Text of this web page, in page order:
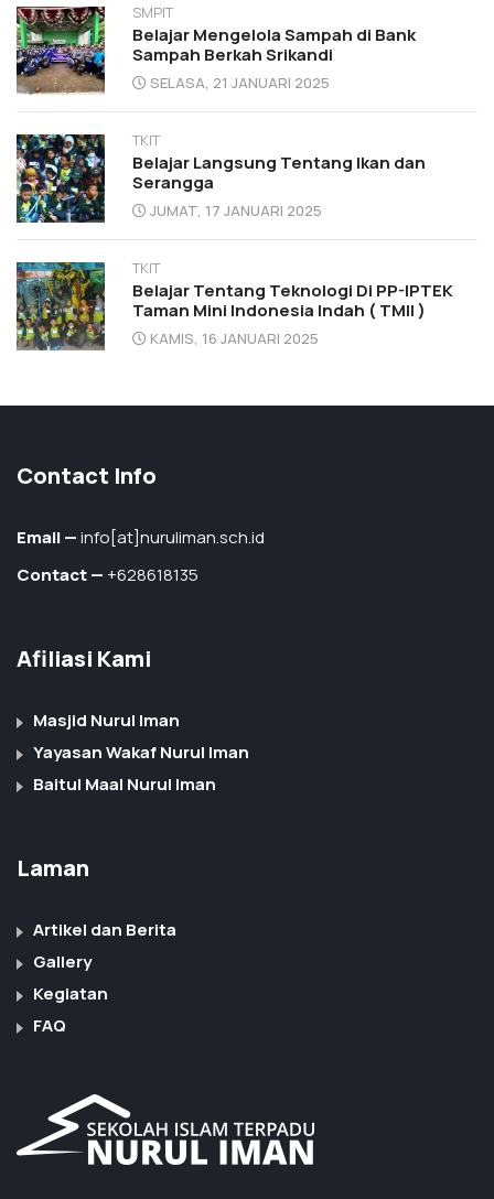
SMPIT
Belajar Mengelola Sampah di Bank
Sampah Berkah Srikandi
SELASA, 21 JANUARI 2025
TKIT
Belajar Langsung Tentang Ikan dan
Serangga
JUMAT, 17 JANUARI 2025
TKIT
Belajar Tentang Teknologi Di PP-IPTEK
Taman Mini Indonesia Indah ( TMII )
KAMIS, 16 JANUARI 2025
Contact Info
Email —info[at]nuruliman.sch.id
Contact —+628618135
Afiliasi Kami
Masjid Nurul Iman
Yayasan Wakaf Nurul Iman
Baitul Maal Nurul Iman
Laman
Artikel dan Berita
Gallery
Kegiatan
FAQ